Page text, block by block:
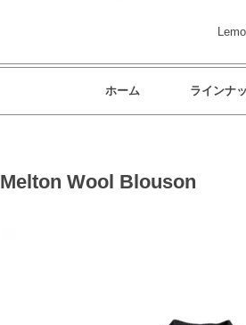
ホーム ラインナ
Melton Wool Blouson